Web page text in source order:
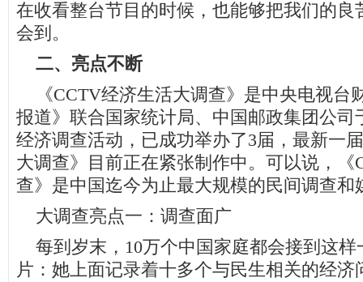
在收看整台节目的时候，也能够把我们的良
会到。
二、亮点不断
《CCTV经济生活大调查》是中央电视台
报道》联合国家统计局、中国邮政集团公司
经济调查活动，已成功举办了3届，最新一
大调查》目前正在紧张制作中。可以说，《
查》是中国迄今为止最大规模的民间调查和
大调查亮点一：调查面广
每到岁末，10万个中国家庭都会接到这样
片：她上面记录着十多个与民生相关的经济